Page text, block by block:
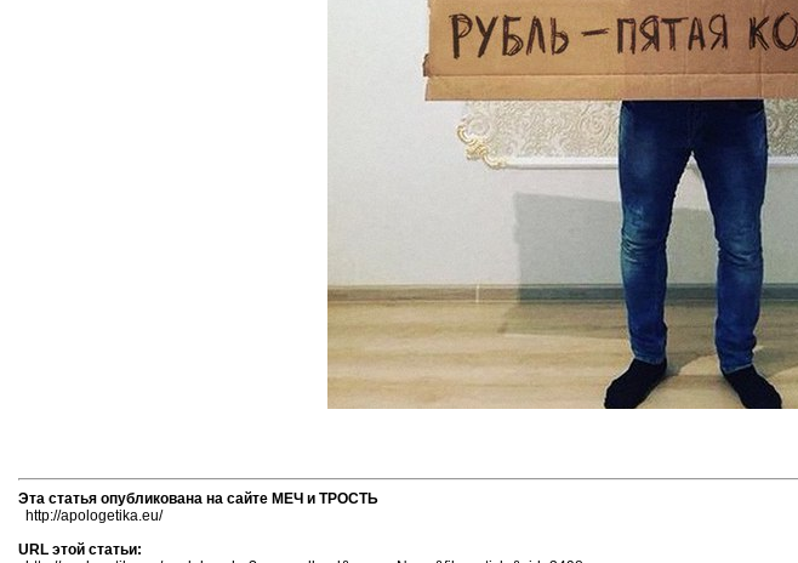
Эта статья опубликована на сайте МЕЧ и ТРОСТЬ
http://apologetika.eu/
URL этой статьи: